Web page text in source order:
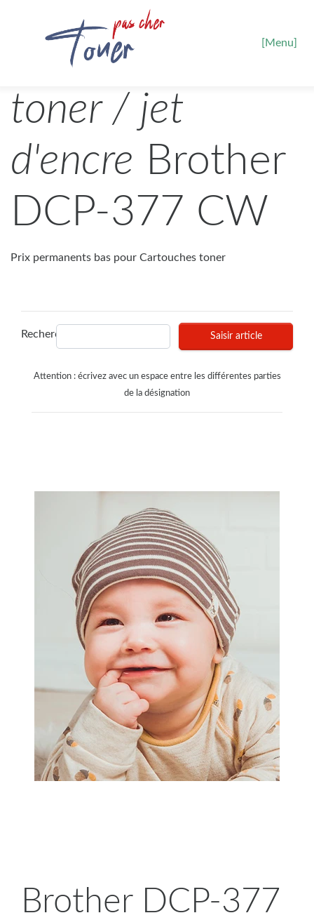
[Menu]
toner / jet
d'encre Brother
DCP-377 CW
Prix permanents bas pour Cartouches toner
Recherches Saisir article
Attention : écrivez avec un espace entre les différentes parties
de la désignation
Brother DCP-377